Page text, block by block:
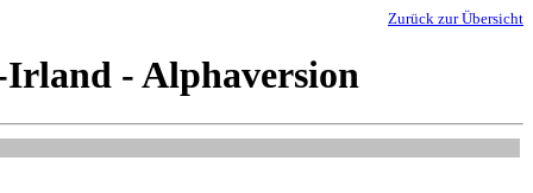
Zurück zur Übersicht
Irland - Alphaversion